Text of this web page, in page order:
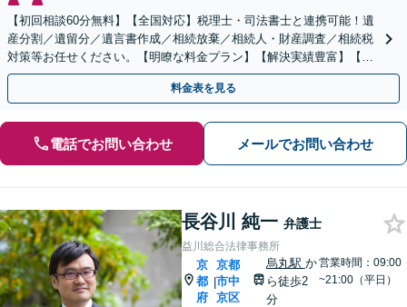
【初回相談60分無料】【全国対応】税理士・司法書士と連携可能！遺
産分割／遺留分／遺言書作成／相続放棄／相続人・財産調査／相続税
対策等お任せください。【明瞭な料金プラン】【解決実績豊富】【電
話相談可】
料金表を見る
電話でお問い合わせ メールでお問い合わせ
長谷川 純一 弁護士
益川総合法律事務所
京
都
府
|
京都
市中
京区
烏丸駅 か
ら徒歩2
分
営業時間：09:00
~21:00（平日）